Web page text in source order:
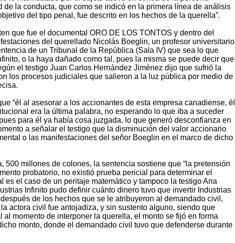
la conducta, que como se indicó en la primera línea de análisis
del tipo penal, fue descrito en los hechos de la querella”.
que fue el documental ORO DE LOS TONTOS y dentro del
del querellado Nicolás Boeglin, un profesor universitario
de un Tribunal de la República (Sala IV) que sea lo que
o la haya dañado como tal, pues la misma se puede decir que
el testigo Juan Carlos Hernández Jiménez dijo que sufrió la
los procesos judiciales que salieron a la luz pública por medio de
“él al asesorar a los accionantes de esta empresa canadiense, él
era la última palabra, no esperando lo que iba a suceder
para él ya había cosa juzgada, lo que generó desconfianza en
a señalar el testigo que la disminución del valor accionario
o las manifestaciones del señor Boeglin en el marco de dicho
500 millones de colones, la sentencia sostiene que “la pretensión
probatorio, no existió prueba pericial para determinar el
es el caso de un peritaje matemático y tampoco la testigo Ana
Infinito pudo definir cuánto dinero tuvo que invertir Industrias
de los hechos que se le atribuyeron al demandado civil,
actora civil fue antojadiza, y sin sustento alguno, siendo que
momento de interponer la querella, el monto se fijó en forma
monto, donde el demandado civil tuvo que defenderse durante